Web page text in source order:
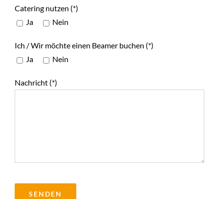
Catering nutzen (*)
Ja
Nein
Ich / Wir möchte einen Beamer buchen (*)
Ja
Nein
Nachricht (*)
lasse